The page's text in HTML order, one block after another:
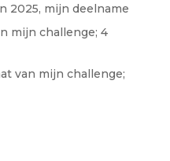
2025, mijn deelname
mijn challenge; 4
van mijn challenge;